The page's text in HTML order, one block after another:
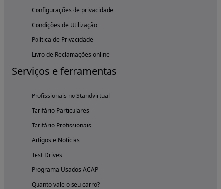
Configurações de privacidade
Condições de Utilização
Política de Privacidade
Livro de Reclamações online
Serviços e ferramentas
Profissionais no Standvirtual
Tarifário Particulares
Tarifário Profissionais
Artigos e Notícias
Test Drives
Programa Usados ACAP
Quanto vale o seu carro?